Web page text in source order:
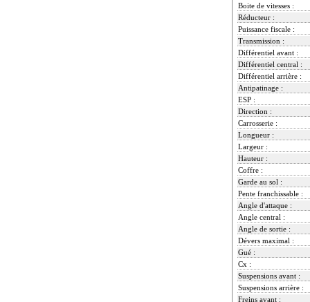
Boite de vitesses :
Réducteur :
Puissance fiscale :
Transmission :
Différentiel avant :
Différentiel central :
Différentiel arrière :
Antipatinage :
ESP :
Direction :
Carrosserie :
Longueur :
Largeur :
Hauteur :
Coffre :
Garde au sol :
Pente franchissable :
Angle d'attaque :
Angle central :
Angle de sortie :
Dévers maximal :
Gué :
Cx :
Suspensions avant :
Suspensions arrière :
Freins avant :